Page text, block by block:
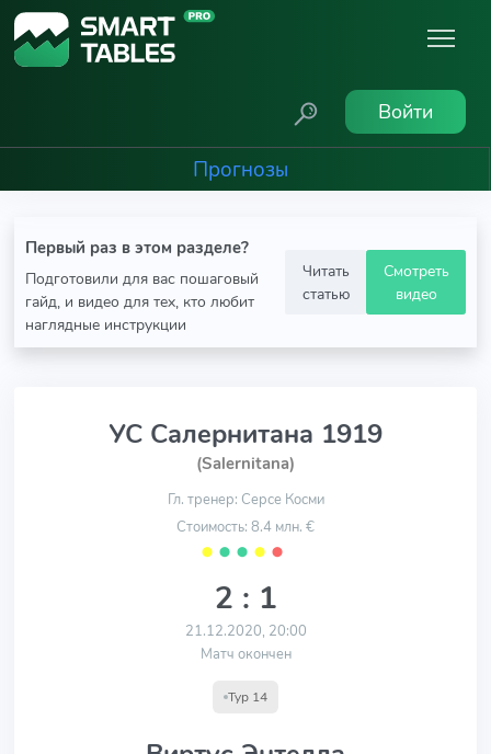
Войти
Прогнозы
Первый раз в этом разделе?
Подготовили для вас пошаговый
гайд, и видео для тех, кто любит
наглядные инструкции
Читать
статью
Смотреть
видео
УС Салернитана 1919
(Salernitana)
Гл. тренер: Серсе Косми
Стоимость: 8.4 млн. €
⬤ ⬤ ⬤ ⬤ ⬤
2 : 1
21.12.2020, 20:00
Матч окончен
Тур 14